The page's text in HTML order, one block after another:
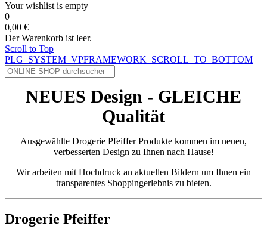
Your wishlist is empty
0
0,00 €
Der Warenkorb ist leer.
Scroll to Top
PLG_SYSTEM_VPFRAMEWORK_SCROLL_TO_BOTTOM
NEUES Design - GLEICHE
Qualität
Ausgewählte Drogerie Pfeiffer Produkte kommen im neuen,
verbesserten Design zu Ihnen nach Hause!
Wir arbeiten mit Hochdruck an aktuellen Bildern um Ihnen ein
transparentes Shoppingerlebnis zu bieten.
Drogerie Pfeiffer